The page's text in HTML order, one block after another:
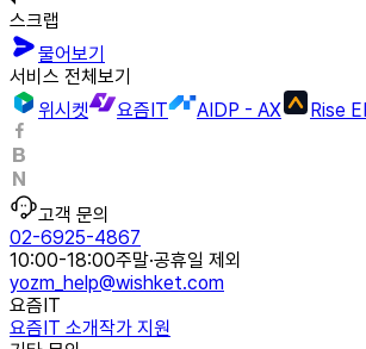
스크랩
물어보기
서비스 전체보기
위시켓
요즘IT AIDP - AX Rise
고객 문의
02-6925-4867
10:00-18:00주말·공휴일 제외
yozm_help@wishket.com
요즘IT
요즘IT 소개작가 지원